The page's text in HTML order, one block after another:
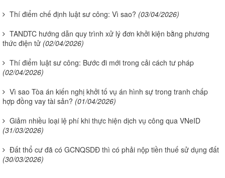
Thí điểm chế định luật sư công: Vì sao? (03/04/2026)
TANDTC hướng dẫn quy trình xử lý đơn khởi kiện bằng phương
thức điện tử (02/04/2026)
Thí điểm luật sư công: Bước đi mới trong cải cách tư pháp
(02/04/2026)
Vì sao Tòa án kiến nghị khởi tố vụ án hình sự trong tranh chấp
hợp đồng vay tài sản? (01/04/2026)
Giảm nhiều loại lệ phí khi thực hiện dịch vụ công qua VNeID
(31/03/2026)
Đất thổ cư đã có GCNQSDĐ thì có phải nộp tiền thuế sử dụng đất
(30/03/2026)